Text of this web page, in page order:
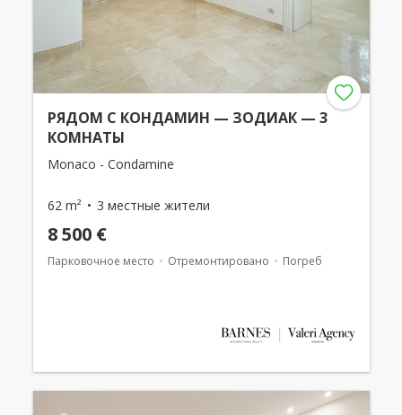
РЯДОМ С КОНДАМИН — ЗОДИАК — 3
КОМНАТЫ
Monaco - Condamine
62 m² 3 местные жители
8 500 €
Парковочное место Отремонтировано Погреб